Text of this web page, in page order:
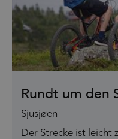
Rundt um den
Sjusjøen
Der Strecke ist leicht